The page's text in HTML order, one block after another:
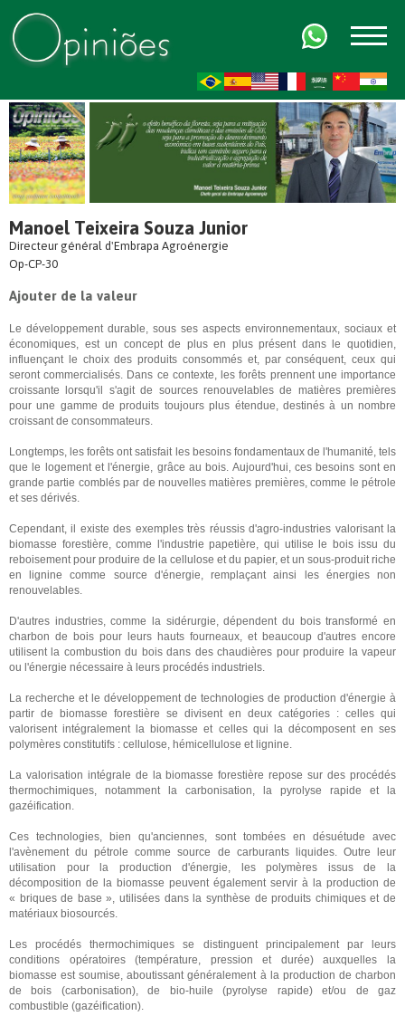
Manoel Teixeira Souza Junior
Directeur général d'Embrapa Agroénergie
Op-CP-30
Ajouter de la valeur
Le développement durable, sous ses aspects environnementaux, sociaux et
économiques, est un concept de plus en plus présent dans le quotidien,
influençant le choix des produits consommés et, par conséquent, ceux qui
seront commercialisés. Dans ce contexte, les forêts prennent une importance
croissante lorsqu'il s'agit de sources renouvelables de matières premières
pour une gamme de produits toujours plus étendue, destinés à un nombre
croissant de consommateurs.
Longtemps, les forêts ont satisfait les besoins fondamentaux de l'humanité, tels
que le logement et l'énergie, grâce au bois. Aujourd'hui, ces besoins sont en
grande partie comblés par de nouvelles matières premières, comme le pétrole
et ses dérivés.
Cependant, il existe des exemples très réussis d'agro-industries valorisant la
biomasse forestière, comme l'industrie papetière, qui utilise le bois issu du
reboisement pour produire de la cellulose et du papier, et un sous-produit riche
en lignine comme source d'énergie, remplaçant ainsi les énergies non
renouvelables.
D'autres industries, comme la sidérurgie, dépendent du bois transformé en
charbon de bois pour leurs hauts fourneaux, et beaucoup d'autres encore
utilisent la combustion du bois dans des chaudières pour produire la vapeur
ou l'énergie nécessaire à leurs procédés industriels.
La recherche et le développement de technologies de production d'énergie à
partir de biomasse forestière se divisent en deux catégories : celles qui
valorisent intégralement la biomasse et celles qui la décomposent en ses
polymères constitutifs : cellulose, hémicellulose et lignine.
La valorisation intégrale de la biomasse forestière repose sur des procédés
thermochimiques, notamment la carbonisation, la pyrolyse rapide et la
gazéification.
Ces technologies, bien qu'anciennes, sont tombées en désuétude avec
l'avènement du pétrole comme source de carburants liquides. Outre leur
utilisation pour la production d'énergie, les polymères issus de la
décomposition de la biomasse peuvent également servir à la production de
« briques de base », utilisées dans la synthèse de produits chimiques et de
matériaux biosourcés.
Les procédés thermochimiques se distinguent principalement par leurs
conditions opératoires (température, pression et durée) auxquelles la
biomasse est soumise, aboutissant généralement à la production de charbon
de bois (carbonisation), de bio-huile (pyrolyse rapide) et/ou de gaz
combustible (gazéification).